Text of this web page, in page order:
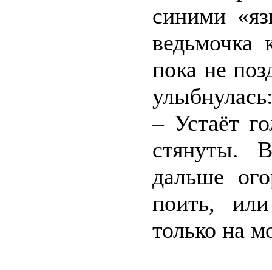
синими
ведьмочка
пока не
– Устаёт
стянуты.
дальше
поить,
только на